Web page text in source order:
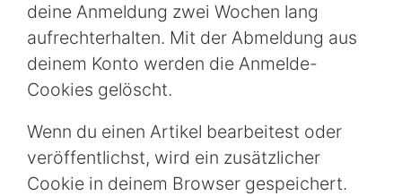
deine Anmeldung zwei Wochen lang
aufrechterhalten. Mit der Abmeldung aus
deinem Konto werden die Anmelde-
Cookies gelöscht.
Wenn du einen Artikel bearbeitest oder
veröffentlichst, wird ein zusätzlicher
Cookie in deinem Browser gespeichert.